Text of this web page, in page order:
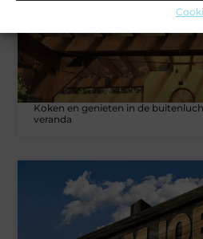
Koken en genieten in de
veranda